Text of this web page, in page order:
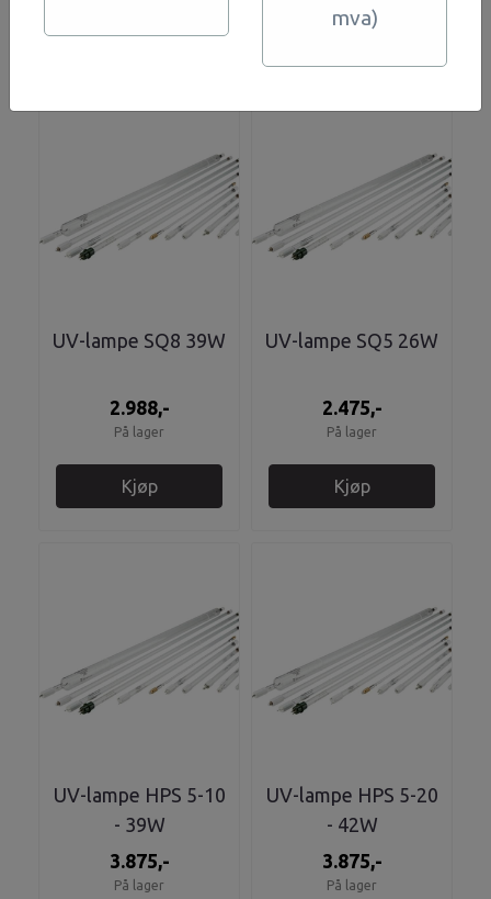
Kjøp Kjøp
UV-lampe SQ8 39W
2.988,-
På lager
Kjøp
UV-lampe SQ5 26W
2.475,-
På lager
Kjøp
UV-lampe HPS 5-10
- 39W
3.875,-
På lager
UV-lampe HPS 5-20
- 42W
3.875,-
På lager
mva)